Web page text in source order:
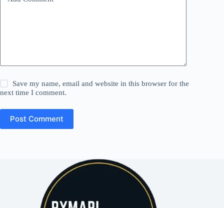
Save my name, email and website in this browser for the
next time I comment.
Post Comment